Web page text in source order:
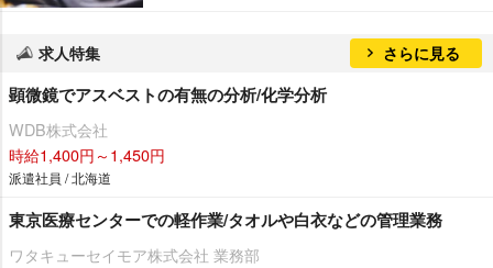
求人特集 さらに見る
顕微鏡でアスベストの有無の分析/化学分析
WDB株式会社
時給1,400円～1,450円
派遣社員 / 北海道
東京医療センターでの軽作業/タオルや白衣などの管理業務
ワタキューセイモア株式会社 業務部